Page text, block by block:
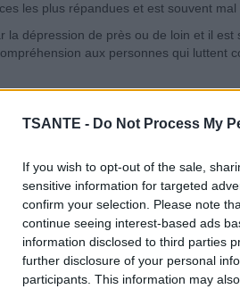
TSANTE - Do Not Process My
If you wish to opt-out of the sale,
sensitive information for targeted
confirm your selection. Please note
continue seeing interest-based ads
information disclosed to third parties
further disclosure of your personal
participants. This information may
les plus répandues et est souvent mal
la dépression de près ou de loin et il est
aux personnes qui luttent